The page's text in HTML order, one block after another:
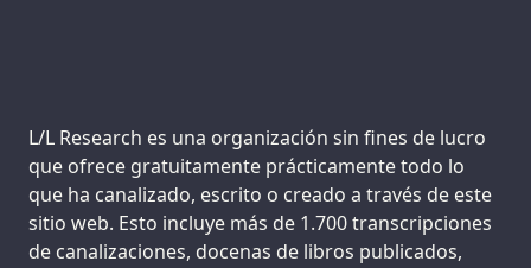
Support us:
L/L Research es una organización sin fines de lucro
que ofrece gratuitamente prácticamente todo lo
que ha canalizado, escrito o creado a través de este
sitio web. Esto incluye más de 1.700 transcripciones
de canalizaciones, docenas de libros publicados,